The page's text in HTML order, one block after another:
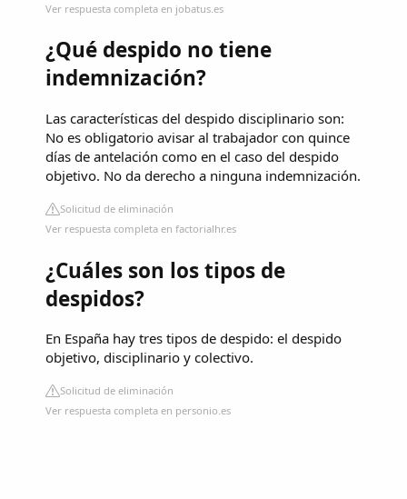
Ver respuesta completa en jobatus.es
¿Qué despido no tiene
indemnización?
Las características del despido disciplinario son:
No es obligatorio avisar al trabajador con quince
días de antelación como en el caso del despido
objetivo. No da derecho a ninguna indemnización.
Solicitud de eliminación
Ver respuesta completa en factorialhr.es
¿Cuáles son los tipos de
despidos?
En España hay tres tipos de despido: el despido
objetivo, disciplinario y colectivo.
Solicitud de eliminación
Ver respuesta completa en personio.es